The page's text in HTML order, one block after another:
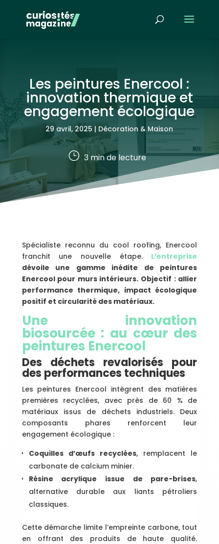
Les peintures Enercool :
innovation thermique et
engagement écologique
29 avril, 2025 | Décoration & Maison
} 3min de lecture
Spécialiste reconnu du cool roofing, Enercool
franchit une nouvelle étape. L’entreprise
dévoile une gamme inédite de peintures
Enercool pour murs intérieurs. Objectif : allier
performance thermique, impact écologique
positif et circularité des matériaux.
Une innovation
biosourcée : au cœur des
peintures Enercool
Des déchets revalorisés pour
des performances techniques
Les peintures Enercool intègrent des matières
premières recyclées, avec près de 60 % de
matériaux issus de déchets industriels. Deux
composants phares renforcent leur
engagement écologique :
Coquilles d’œufs recyclées, remplacent le
carbonate de calcium minier.
Résine acrylique issue de pare-brises,
alternative durable aux liants pétroliers
classiques.
Cette démarche limite l’empreinte carbone, tout
en offrant des produits de haute qualité.